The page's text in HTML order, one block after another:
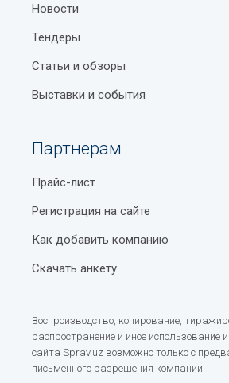
Новости
Тендеры
Статьи и обзоры
Выставки и события
Партнерам
Прайс-лист
Регистрация на сайте
Как добавить компанию
Скачать анкету
Воспроизводство, копирование,
распространение и иное использование
сайта Sprav.uz возможно только с
письменного разрешения компании.